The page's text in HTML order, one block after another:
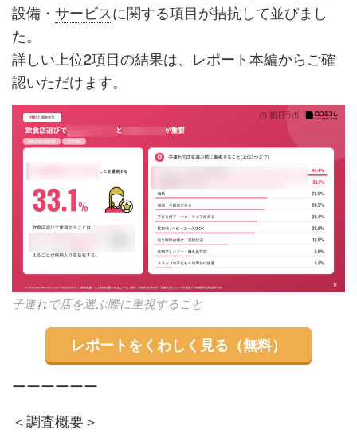
設備・ サービスに関する項目が拮抗して並びまし
た。
詳しい上位2項目の結果は、レポート本編からご確
認いただけます。
子連れで店を選ぶ際に重視すること
レポートをくわしく見る（無料）
ーーーーーー
＜調査概要＞